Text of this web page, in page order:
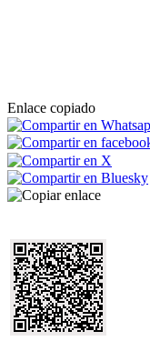
Enlace copiado